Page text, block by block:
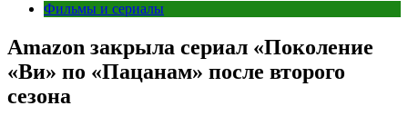
Фильмы и сериалы
Amazon закрыла сериал «Поколение
«Ви» по «Пацанам» после второго
сезона